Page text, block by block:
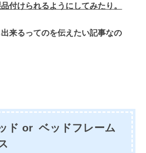
付けられるようにしてみたり。
来るってのを伝えたい記事なの
ド or ベッドフレーム